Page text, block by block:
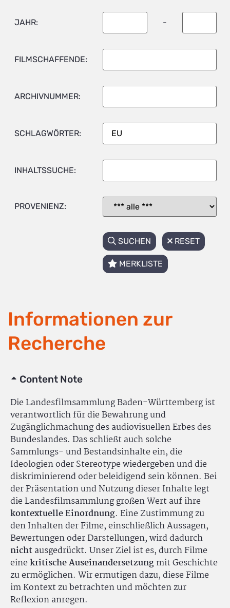
JAHR: -
FILMSCHAFFENDE:
ARCHIVNUMMER:
SCHLAGWÖRTER:
INHALTSSUCHE:
PROVENIENZ:
SUCHEN RESET
MERKLISTE
Informationen zur
Recherche
Content Note
Die Landesfilmsammlung Baden-Württemberg ist
verantwortlich für die Bewahrung und
Zugänglichmachung des audiovisuellen Erbes des
Bundeslandes. Das schließt auch solche
Sammlungs- und Bestandsinhalte ein, die
Ideologien oder Stereotype wiedergeben und die
diskriminierend oder beleidigend sein können. Bei
der Präsentation und Nutzung dieser Inhalte legt
die Landesfilmsammlung großen Wert auf ihre
kontextuelle Einordnung. Eine Zustimmung zu
den Inhalten der Filme, einschließlich Aussagen,
Bewertungen oder Darstellungen, wird dadurch
nichtausgedrückt. Unser Ziel ist es, durch Filme
einekritische Auseinandersetzungmit Geschichte
zu ermöglichen. Wir ermutigen dazu, diese Filme
im Kontext zu betrachten und möchten zur
Reflexion anregen.